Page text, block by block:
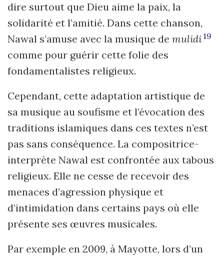
dire surtout que Dieu aime la paix, la
solidarité et l’amitié. Dans cette chanson,
Nawal s’amuse avec la musique de mulidi 19
comme pour guérir cette folie des
fondamentalistes religieux.
Cependant, cette adaptation artistique de
sa musique au soufisme et l’évo­cation des
traditions islamiques dans ces textes n’est
pas sans conséquence. La compositrice-
interprète Nawal est confrontée aux tabous
religieux. Elle ne cesse de recevoir des
menaces d’agression physique et
d’intimidation dans certains pays où elle
présente ses œuvres musicales.
Par exemple en 2009, à Mayotte, lors d’un